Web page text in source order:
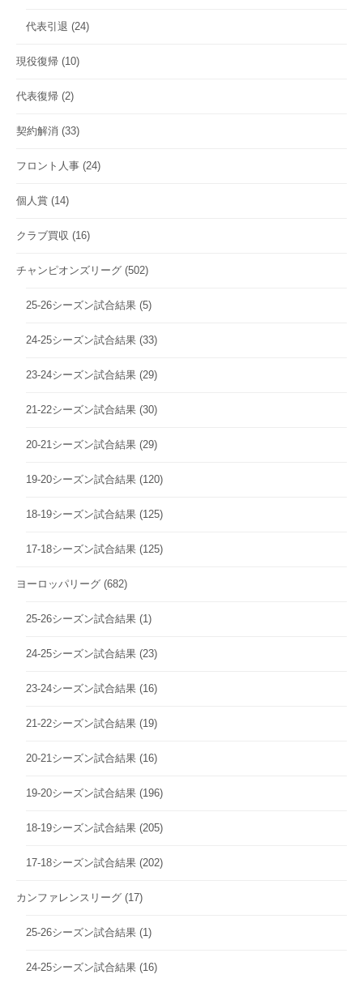
代表引退 (24)
現役復帰 (10)
代表復帰 (2)
契約解消 (33)
フロント人事 (24)
個人賞 (14)
クラブ買収 (16)
チャンピオンズリーグ (502)
25-26シーズン試合結果 (5)
24-25シーズン試合結果 (33)
23-24シーズン試合結果 (29)
21-22シーズン試合結果 (30)
20-21シーズン試合結果 (29)
19-20シーズン試合結果 (120)
18-19シーズン試合結果 (125)
17-18シーズン試合結果 (125)
ヨーロッパリーグ (682)
25-26シーズン試合結果 (1)
24-25シーズン試合結果 (23)
23-24シーズン試合結果 (16)
21-22シーズン試合結果 (19)
20-21シーズン試合結果 (16)
19-20シーズン試合結果 (196)
18-19シーズン試合結果 (205)
17-18シーズン試合結果 (202)
カンファレンスリーグ (17)
25-26シーズン試合結果 (1)
24-25シーズン試合結果 (16)